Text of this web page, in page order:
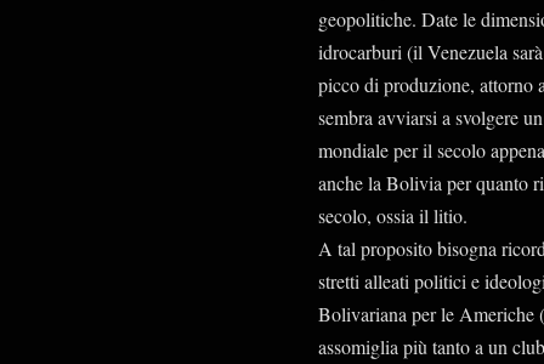
geopolitiche. Date le
idrocarburi (il Venezuela
picco di produzione, attorno
sembra avviarsi a svolgere
mondiale per il secolo
anche la Bolivia per quanto
secolo, ossia il litio.
A tal proposito bisogna
stretti alleati politici e
Bolivariana per le Americhe
assomiglia più tanto a un